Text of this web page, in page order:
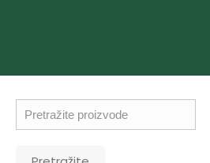
Pretraga